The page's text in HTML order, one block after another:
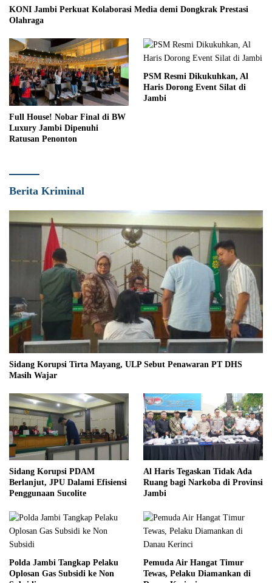
KONI Jambi Perkuat Kolaborasi Media demi Dongkrak Prestasi
Olahraga
Full House! Nobar Final di BW
Luxury Jambi Dipenuhi
Ratusan Penonton
PSM Resmi Dikukuhkan, Al
Haris Dorong Event Silat di
Jambi
Berita Kriminal
Sidang Korupsi Tirta Mayang, ULP Sebut Penawaran PT DHS
Masih Wajar
Sidang Korupsi PDAM
Berlanjut, JPU Dalami Efisiensi
Penggunaan Sucolite
Al Haris Tegaskan Tidak Ada
Ruang bagi Narkoba di Provinsi
Jambi
Polda Jambi Tangkap Pelaku
Oplosan Gas Subsidi ke Non
Pemuda Air Hangat Timur
Tewas, Pelaku Diamankan di